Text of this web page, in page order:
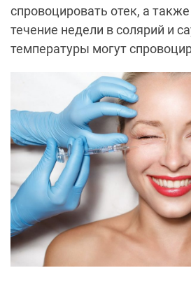
спровоцировать отек, а
течение недели в солярий и
температуры могут